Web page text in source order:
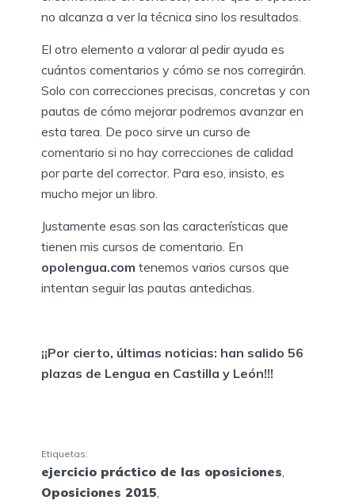
no alcanza a ver la técnica sino los resultados.
El otro elemento a valorar al pedir ayuda es
cuántos comentarios y cómo se nos corregirán.
Solo con correcciones precisas, concretas y con
pautas de cómo mejorar podremos avanzar en
esta tarea. De poco sirve un curso de
comentario si no hay correcciones de calidad
por parte del corrector. Para eso, insisto, es
mucho mejor un libro.
Justamente esas son las características que
tienen mis cursos de comentario. En
opolengua.com tenemos varios cursos que
intentan seguir las pautas antedichas.
¡¡Por cierto, últimas noticias: han salido 56
plazas de Lengua en Castilla y León!!!
Etiquetas:
ejercicio práctico de las oposiciones,
Oposiciones 2015,